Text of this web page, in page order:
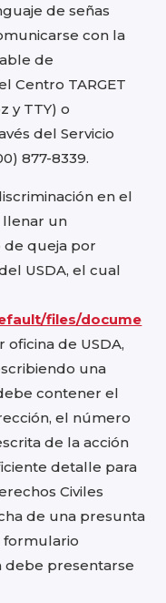
de señas
con la
de
Centro TARGET
y TTY) o
del Servicio
877-8339.
en el
llenar un
de queja por
USDA, el cual
files/docume
oficina de USDA,
una
contener el
el número
de la acción
detalle para
Civiles
de una presunta
formulario
debe presentarse